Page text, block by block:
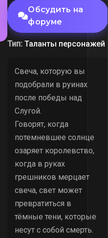
Обсудить на
форуме
Тип: Таланты персонажей
Свеча, которую вы
подобрали в руинах
после победы над
Слугой.
Говорят, когда
потемневшее солнце
озаряет королевство,
когда в руках
грешников мерцает
свеча, свет может
превратиться в
тёмные тени, которые
несут с собой смерть.